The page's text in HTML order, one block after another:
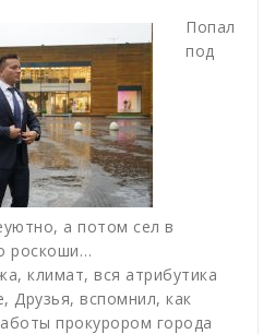
Попал
под
а потом сел в
роскоши…
климат, вся атрибутика
Друзья, вспомнил, как
прокурором города